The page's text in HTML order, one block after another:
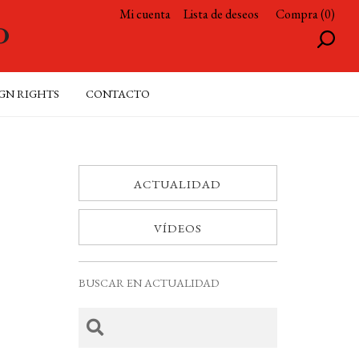
Mi cuenta Lista de deseos Compra (0)
RIGHTS CONTACTO
ACTUALIDAD
VÍDEOS
BUSCAR EN ACTUALIDAD